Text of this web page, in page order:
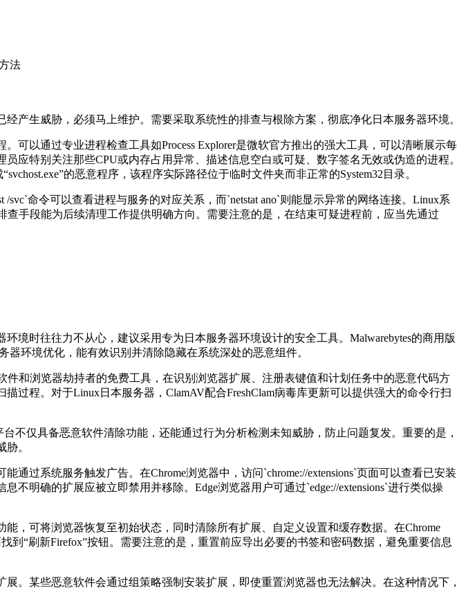
法
产生威胁，必须马上维护。需要采取系统性的排查与根除方案，彻底净化日本服务器环境。
。可以通过专业进程检查工具如Process Explorer是微软官方推出的强大工具，可以清晰展示每
员应特别关注那些CPU或内存占用异常、描述信息空白或可疑、数字签名无效或伪造的进程。
“svchost.exe”的恶意程序，该程序实际路径位于临时文件夹而非正常的System32 目录。
/svc`命令可以查看进程与服务的对应关系，而`netstat ano`则能显示异常的网络连接。 Linux系
手段能为后续清理工作提供明确方向。需要注意的是，在结束可疑进程前，应当先通过
境时往往力不从心，建议采用专为日本服务器环境设计的安全工具。 Malwarebytes的商用版
环境优化，能有效识别并清除隐藏在系统深处的恶意组件。
件和浏览器劫持者的免费工具，在识别浏览器扩展、注册表键值和计划任务中的恶意代码方
描过程。对于Linux日本服务器， ClamAV配合FreshClam病毒库更新可以提供强大的命令行扫
不仅具备恶意软件清除功能，还能通过行为分析检测未知威胁，防止问题复发。重要的是，
。
能通过系统服务触发广告。在Chrome浏览器中，访问`chrome://extensions`页面可以查看已安装
不明确的扩展应被立即禁用并移除。 Edge浏览器用户可通过`edge://extensions`进行类似操
，可将浏览器恢复至初始状态，同时清除所有扩展、自定义设置和缓存数据。在Chrome
到“刷新Firefox”按钮。需要注意的是，重置前应导出必要的书签和密码数据，避免重要信息
。某些恶意软件会通过组策略强制安装扩展，即使重置浏览器也无法解决。在这种情况下，